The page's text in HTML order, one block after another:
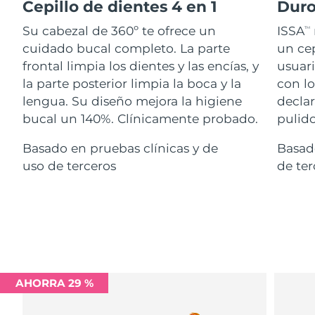
Cepillo de dientes 4 en 1
Su cabezal de 360º te ofrece un
cuidado bucal completo. La parte
frontal limpia los dientes y las encías, y
la parte posterior limpia la boca y la
lengua. Su diseño mejora la higiene
bucal un 140%. Clínicamente probado.
Basado en pruebas clínicas y de
uso de terceros
ISSATM
un
con
de
AHORRA 29 %
For healthy hair
18% PAP
Comprar todo
FOREO APP
Israel
Italia Entrega prevista 8/9/26
Japón Entrega prevista 8/12/26
Jersey Entrega prevista 8/14/26
Kazajistán Entrega prevista 8/11/26
Lituania